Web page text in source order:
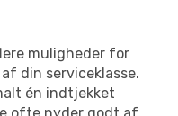
muligheder for
din serviceklasse.
én indtjekket